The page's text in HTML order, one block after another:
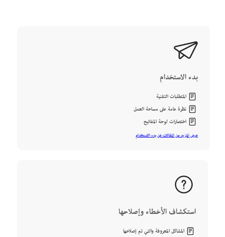
بدء الاستخدام
المتطلبات التقنية
نظرة عامة على مساحة العمل
اختصارات لوحة المفاتيح
عرض المزيد من المقالات عن بدء الاستخدام
استكشاف الأخطاء وإصلاحها
المشاكل المعروفة والتي تم إصلاحها